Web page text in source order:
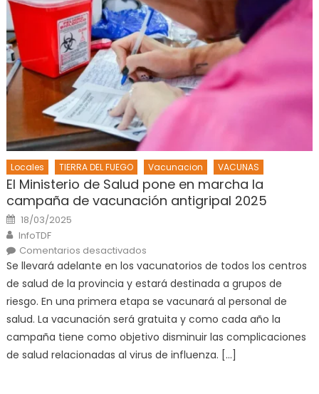
864/18
Locales TIERRA DEL FUEGO Vacunacion VACUNAS
El Ministerio de Salud pone en marcha la
campaña de vacunación antigripal 2025
Posted
on
18/03/2025
Author
InfoTDF
Comentarios desactivadosen
El
Ministerio
Salud
en
marcha
la
campaña
de
vacunación
antigripal
Se llevará adelante en los vacunatorios de todos los centros
de salud de la provincia y estará destinada a grupos de
riesgo. En una primera etapa se vacunará al personal de
salud. La vacunación será gratuita y como cada año la
campaña tiene como objetivo disminuir las complicaciones
de salud relacionadas al virus de influenza. […]